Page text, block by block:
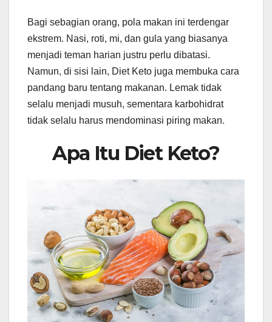
Bagi sebagian orang, pola makan ini terdengar
ekstrem. Nasi, roti, mi, dan gula yang biasanya
menjadi teman harian justru perlu dibatasi.
Namun, di sisi lain, Diet Keto juga membuka cara
pandang baru tentang makanan. Lemak tidak
selalu menjadi musuh, sementara karbohidrat
tidak selalu harus mendominasi piring makan.
Apa Itu Diet Keto?